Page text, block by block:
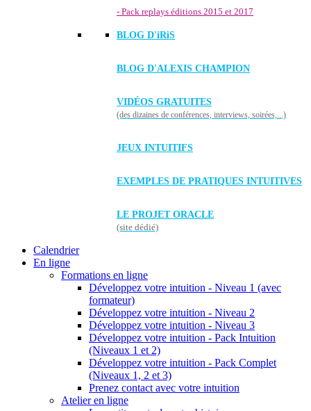
- Pack replays éditions 2015 et 2017
BLOG D'iRiS
BLOG D'ALEXIS CHAMPION
VIDÉOS GRATUITES
(des dizaines de conférences, interviews, soirées,...)
JEUX INTUITIFS
EXEMPLES DE PRATIQUES INTUITIVES
LE PROJET ORACLE
(site dédié)
Calendrier
En ligne
Formations en ligne
Développez votre intuition - Niveau 1 (avec
formateur)
Développez votre intuition - Niveau 2
Développez votre intuition - Niveau 3
Développez votre intuition - Pack Intuition
(Niveaux 1 et 2)
Développez votre intuition - Pack Complet
(Niveaux 1, 2 et 3)
Prenez contact avec votre intuition
Atelier en ligne